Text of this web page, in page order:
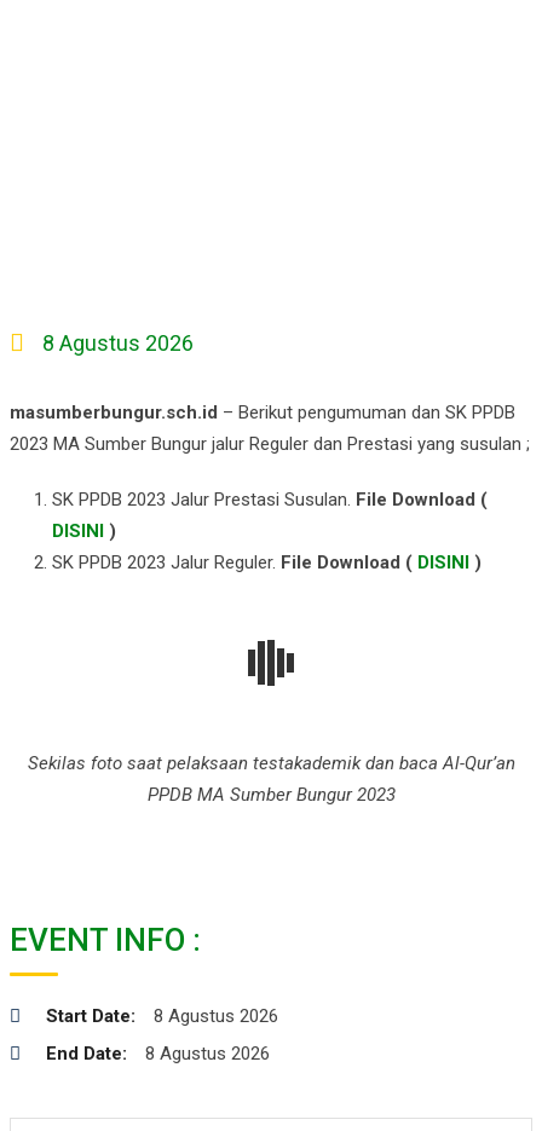
8 Agustus 2026
masumberbungur.sch.id – Berikut pengumuman dan SK PPDB
2023 MA Sumber Bungur jalur Reguler dan Prestasi yang susulan ;
SK PPDB 2023 Jalur Prestasi Susulan. File Download (
DISINI )
SK PPDB 2023 Jalur Reguler. File Download ( DISINI )
Sekilas foto saat pelaksaan testakademik dan baca Al-Qur’an
PPDB MA Sumber Bungur 2023
EVENT INFO :
Start Date:
8 Agustus 2026
End Date:
8 Agustus 2026